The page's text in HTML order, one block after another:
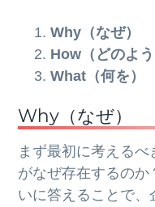
Why（なぜ）
How（どのよう
What（何を）
Why（なぜ）
まず最初に考える
がなぜ存在するのか
いに答えることで